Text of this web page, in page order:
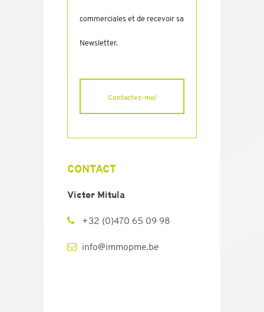
commerciales et de recevoir sa
Newsletter.
CONTACT
Victor Mitula
+32 (0)470 65 09 98
info@immopme.be